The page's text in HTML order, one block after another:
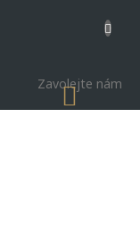
Zavolejte nám
KOŠÍK